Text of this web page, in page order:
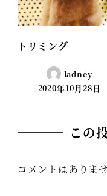
トリミング
ladney
2020年10月28日
この
コメントはありませ